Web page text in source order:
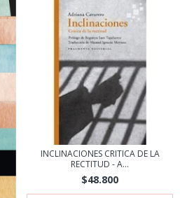
INCLINACIONES CRITICA DE LA
RECTITUD - A...
$48.800